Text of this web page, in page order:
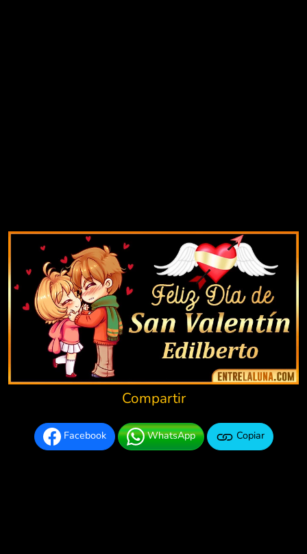
Compartir
Facebook WhatsApp Copiar